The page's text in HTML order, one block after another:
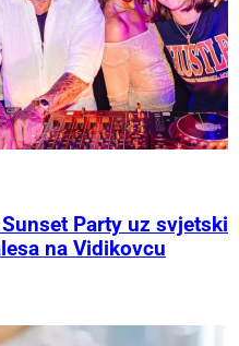
Party uz svjetski
na Vidikovcu